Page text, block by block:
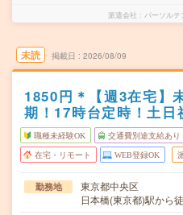
派遣会社 パーソルテ
未読 掲載日 2026/08/09
1850円＊【週3在宅】
期！17時台定時！土日
職種未経験OK 交通費別途支給あり
在宅・リモート WEB登録OK
勤務地
東京都中央区
日本橋(東京都)駅から